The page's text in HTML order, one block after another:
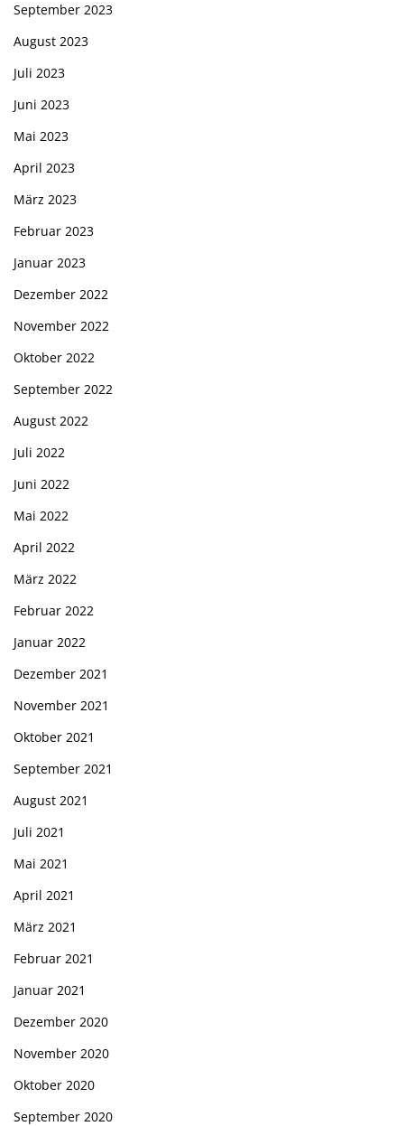
September 2023
August 2023
Juli 2023
Juni 2023
Mai 2023
April 2023
März 2023
Februar 2023
Januar 2023
Dezember 2022
November 2022
Oktober 2022
September 2022
August 2022
Juli 2022
Juni 2022
Mai 2022
April 2022
März 2022
Februar 2022
Januar 2022
Dezember 2021
November 2021
Oktober 2021
September 2021
August 2021
Juli 2021
Mai 2021
April 2021
März 2021
Februar 2021
Januar 2021
Dezember 2020
November 2020
Oktober 2020
September 2020